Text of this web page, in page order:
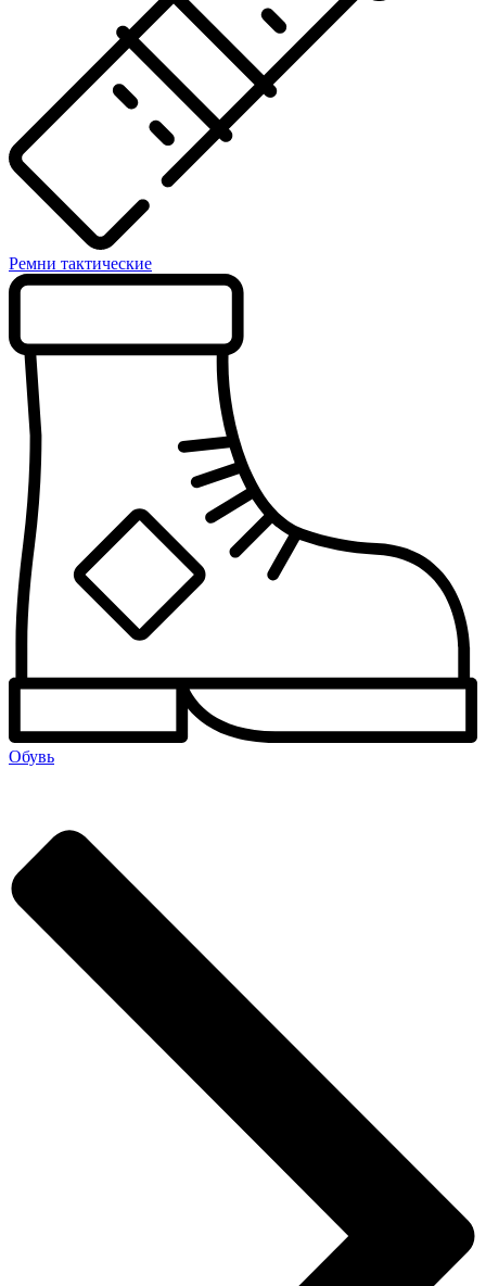
Ремни тактические
Обувь